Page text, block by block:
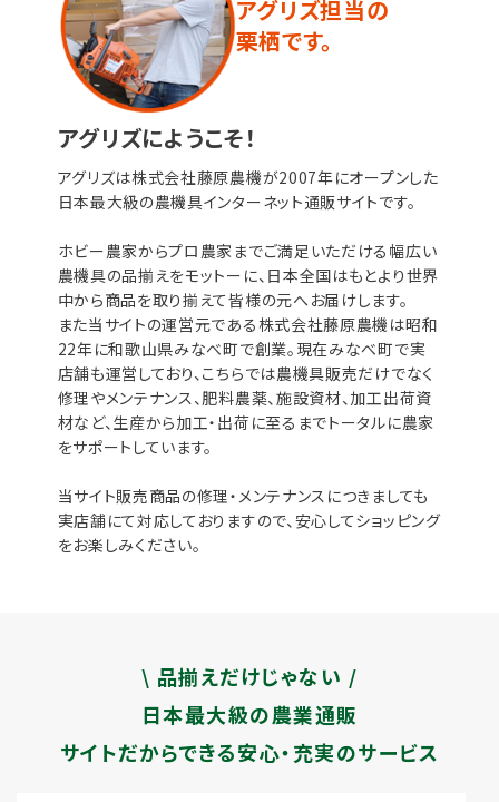
アグリズ担当の
栗栖です。
アグリズにようこそ！
アグリズは株式会社藤原農機が2007年にオープンした
日本最大級の農機具インターネット通販サイトです。
ホビー農家からプロ農家までご満足いただける幅広い
農機具の品揃えをモットーに、日本全国はもとより世界
中から商品を取り揃えて皆様の元へお届けします。
また当サイトの運営元である株式会社藤原農機は昭和
22年に和歌山県みなべ町で創業。現在みなべ町で実
店舗も運営しており、こちらでは農機具販売だけでなく
修理やメンテナンス、肥料農薬、施設資材、加工出荷資
材など、生産から加工・出荷に至るまでトータルに農家
をサポートしています。
当サイト販売商品の修理・メンテナンスにつきましても
実店舗にて対応しておりますので、安心してショッピング
をお楽しみください。
\ 品揃えだけじゃない /
日本最大級の農業通販
サイトだからできる安心・充実のサービス